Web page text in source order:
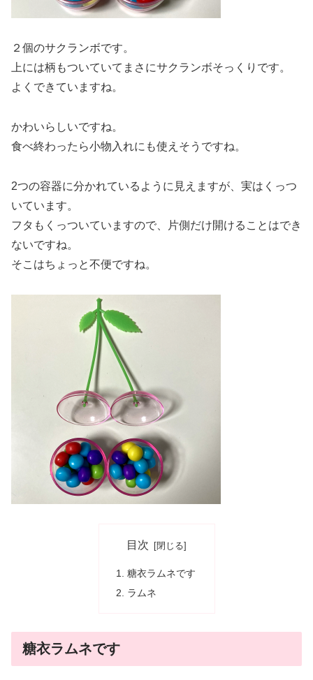
２個のサクランボです。
上には柄もついていてまさにサクランボそっくりです。
よくできていますね。
かわいらしいですね。
食べ終わったら小物入れにも使えそうですね。
2つの容器に分かれているように見えますが、実はくっつ
いています。
フタもくっついていますので、片側だけ開けることはでき
ないですね。
そこはちょっと不便ですね。
目次
糖衣ラムネです
ラムネ
糖衣ラムネです